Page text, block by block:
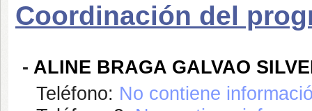
Coordinación del
- ALINE BRAGA GALVAO
Teléfono: No contiene